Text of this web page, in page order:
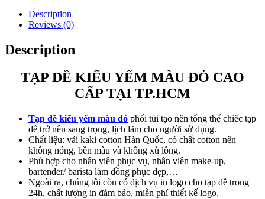
Description
Reviews (0)
Description
TẠP DỀ KIỂU YẾM MÀU ĐỎ CAO
CẤP TẠI TP.HCM
Tạp dề kiểu yếm màu đỏ phối túi tạo nên tổng thể chiếc tạp
dề trở nên sang trọng, lịch lãm cho người sử dụng.
Chất liệu: vải kaki cotton Hàn Quốc, có chất cotton nên
không nóng, bền màu và không xù lông.
Phù hợp cho nhân viên phục vụ, nhân viên make-up,
bartender/ barista làm đồng phục đẹp,…
Ngoài ra, chúng tôi còn có dịch vụ in logo cho tạp dề trong
24h, chất lượng in đảm bảo, miễn phí thiết kế logo.